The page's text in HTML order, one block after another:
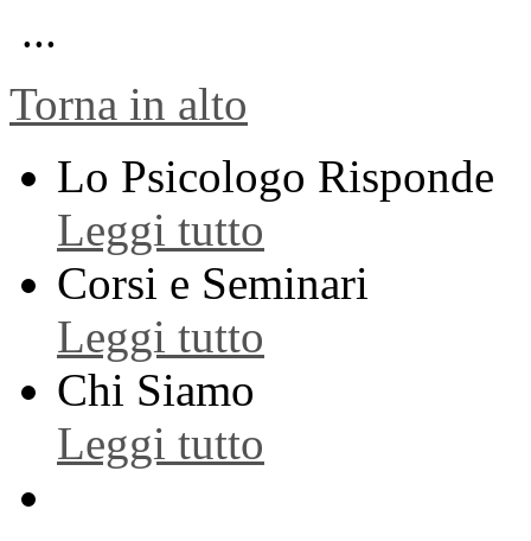
...
Torna in alto
Lo Psicologo Risponde
Leggi tutto
Corsi e Seminari
Leggi tutto
Chi Siamo
Leggi tutto